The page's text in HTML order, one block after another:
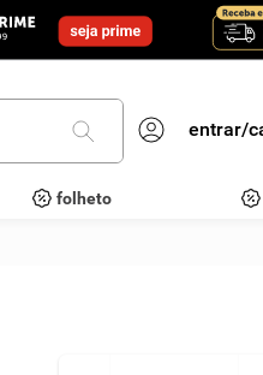
entrar/
folheto